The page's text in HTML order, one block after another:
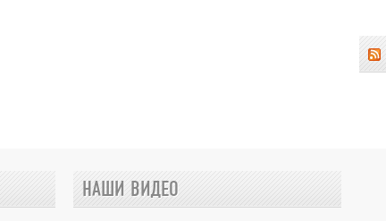
НАШИ ВИДЕО